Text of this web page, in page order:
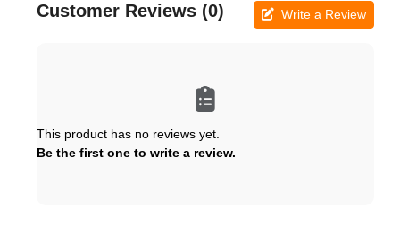
Customer Reviews (0) Write a Review
This product has no reviews yet.
Be the first one to write a review.